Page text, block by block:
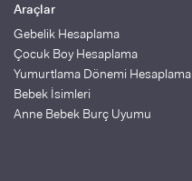
Araçlar
Gebelik Hesaplama
Çocuk Boy Hesaplama
Yumurtlama Dönemi Hesaplama
Bebek İsimleri
Anne Bebek Burç Uyumu